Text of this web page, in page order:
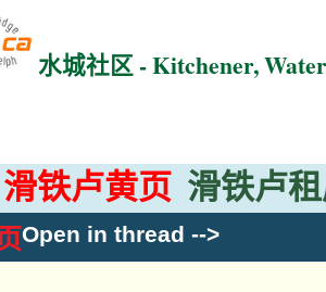
水城社区 - Kitchener,
滑铁卢黄页 滑铁卢
Open in thread -->